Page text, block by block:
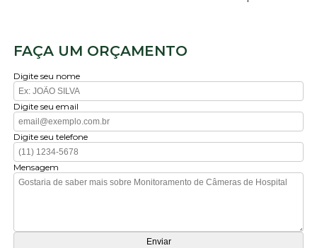
FAÇA UM ORÇAMENTO
Digite seu nome
Digite seu email
Digite seu telefone
Mensagem